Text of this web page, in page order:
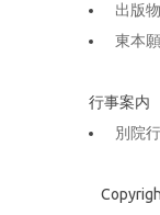
出版物
東本
行事案内
別院